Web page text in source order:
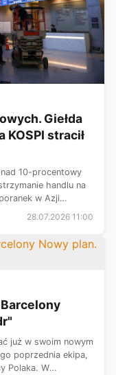
Giełda
KOSPI stracił
10-procentowy
handlu na
w Azji
gigantów rynku
28.07.2026 11:00
już w swoim nowym
poprzednia ekipa,
Polaka. W